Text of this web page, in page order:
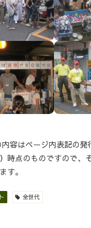
容はページ内表記の発
時点のものですので、
す。
全世代